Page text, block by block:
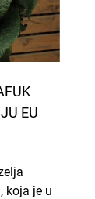
EU
koja je u